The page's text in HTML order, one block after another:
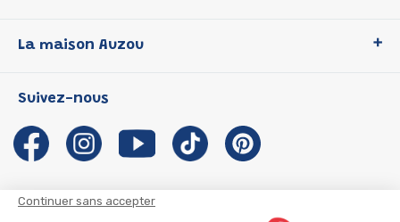
Continuer sans accepter
P'tit Loup
Les Influenceuses
Migali
Petite Taupe
La maison Auzou
Notre histoire
Auzou s'engage
Auteurs et illustrateurs Auzou
Suivez-nous